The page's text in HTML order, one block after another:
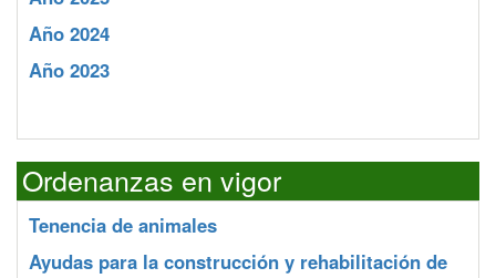
Año 2024
Año 2023
Ordenanzas en vigor
Tenencia de animales
Ayudas para la construcción y rehabilitación de